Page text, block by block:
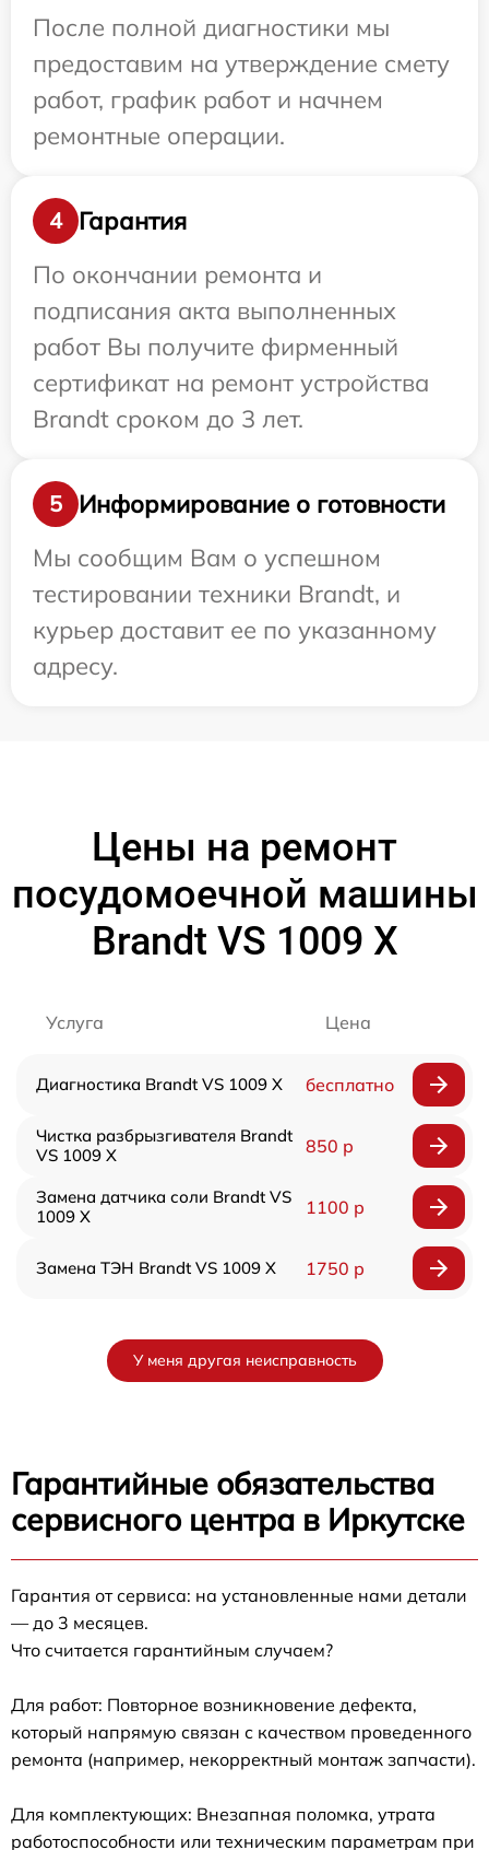
После полной диагностики мы
предоставим на утверждение смету
работ, график работ и начнем
ремонтные операции.
4
Гарантия
По окончании ремонта и
подписания акта выполненных
работ Вы получите фирменный
сертификат на ремонт устройства
Brandt сроком до 3 лет.
5
Информирование о готовности
Мы сообщим Вам о успешном
тестировании техники Brandt, и
курьер доставит ее по указанному
адресу.
Цены на ремонт
посудомоечной машины
Brandt VS 1009 X
Услуга Цена
Диагностика Brandt VS 1009 X бесплатно
Чистка разбрызгивателя Brandt
VS 1009 X
850 р
Замена датчика соли Brandt VS
1009 X
1100 р
Замена ТЭН Brandt VS 1009 X 1750 р
У меня другая неисправность
Гарантийные обязательства
сервисного центра в Иркутске
Гарантия от сервиса: на установленные нами детали
— до 3 месяцев.
Что считается гарантийным случаем?
Для работ: Повторное возникновение дефекта,
который напрямую связан с качеством проведенного
ремонта (например, некорректный монтаж запчасти).
Для комплектующих: Внезапная поломка, утрата
работоспособности или техническим параметрам при